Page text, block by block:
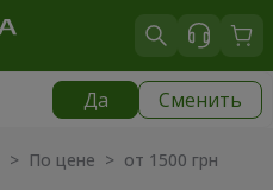
Да Сменить
> По цене > от 1500 грн